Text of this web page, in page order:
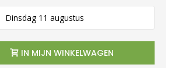
Dinsdag 11 augustus
IN MIJN WINKELWAGEN